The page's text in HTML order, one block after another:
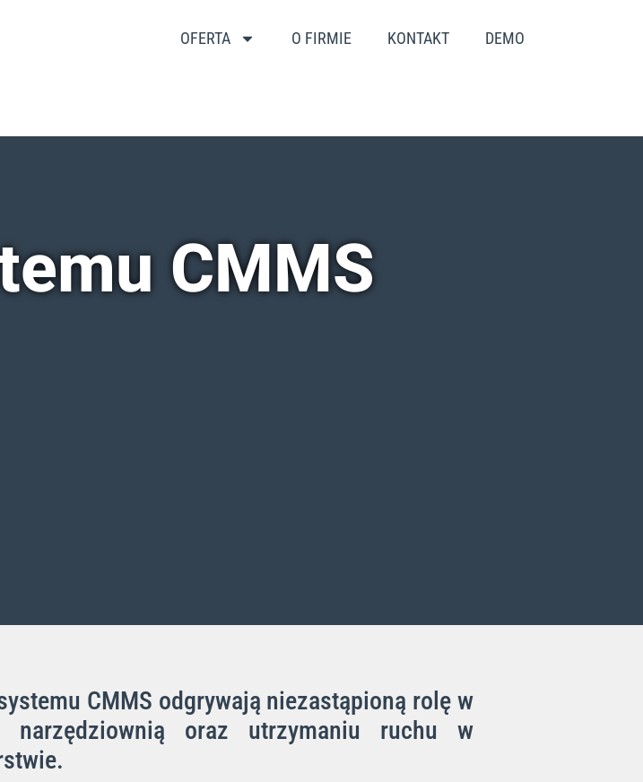
OFERTA O FIRMIE KONTAKT DEMO
CMMS
CMMS odgrywają niezastąpioną rolę w
narzędziownią oraz utrzymaniu ruchu w